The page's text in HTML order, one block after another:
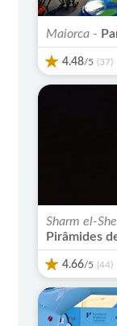
Maiorca -
4.48/5 (37)
Sharm el-
Pirâmides
4.66/5 (44)